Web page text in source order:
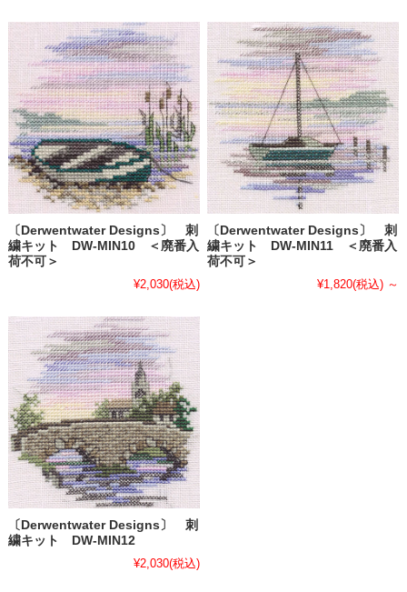
〔Derwentwater Designs〕 刺
繍キット DW-MIN10 ＜廃番入
荷不可＞
¥2,030(税込)
〔Derwentwater Designs〕 刺
繍キット DW-MIN11 ＜廃番入
荷不可＞
¥1,820(税込) ～
〔Derwentwater Designs〕 刺
繍キット DW-MIN12
¥2,030(税込)